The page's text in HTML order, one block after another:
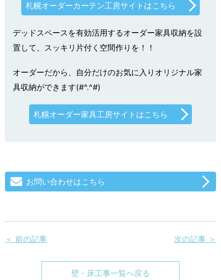
札幌オーダーカーテン工房サイトはこちら
デッドスペースを有効活用するオーダー家具収納を設
置して、スッキリ片付く空間作りを！！
オーダーだから、自分だけのお気に入りオリジナル家
具収納ができます(#^.^#)
札幌オーダー家具工房サイトはこちら
お問い合わせはこちら
＜ 前の記事 次の記事 ＞
壁・床工事一覧へ戻る